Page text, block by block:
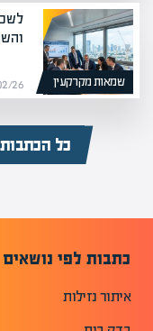
שמאות מקרקעין 26/02/26 (ט׳ אדר
כל
כתבות לפי נושאים
איתור נזילות